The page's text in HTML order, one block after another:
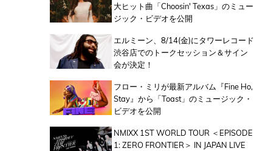
大ヒット曲「Choosin' Texas」のミュー
ジック・ビデオを公開
エルミーン、8/14(金)にタワーレコード
渋谷店でのトークセッション＆サイン
会が決定！
フロー・ミリが最新アルバム『Fine Ho,
Stay』から「Toast」のミュージック・
ビデオを公開
NMIXX 1ST WORLD TOUR ＜EPISODE
1: ZERO FRONTIER＞ IN JAPAN LIVE